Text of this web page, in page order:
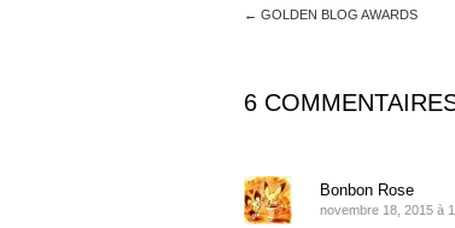
← GOLDEN BLOG AWARDS
6
Bonbon Rose
novembre 18, 2015 à